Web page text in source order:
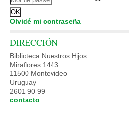
Olvidé mi contraseña
DIRECCIÓN
Biblioteca Nuestros Hijos
Miraflores 1443
11500 Montevideo
Uruguay
2601 90 99
contacto